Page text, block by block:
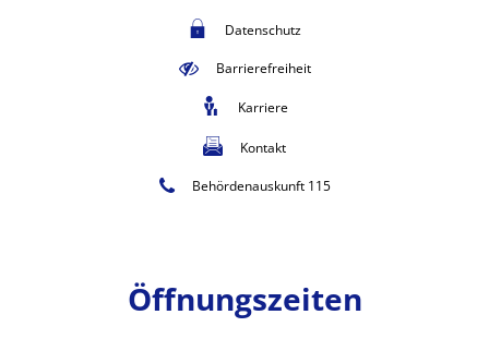
Datenschutz
Barrierefreiheit
Karriere
Kontakt
Behördenauskunft 115
Öffnungszeiten